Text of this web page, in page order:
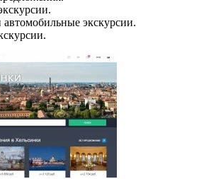
экскурсии.